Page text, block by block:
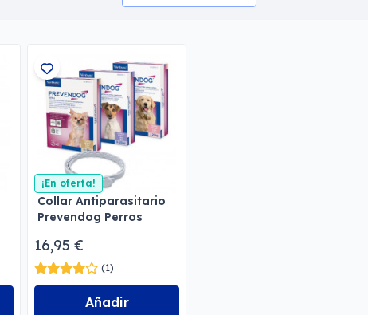
¡En oferta!
Collar Antiparasitario
Prevendog Perros
16,95 €
(1)
Añadir